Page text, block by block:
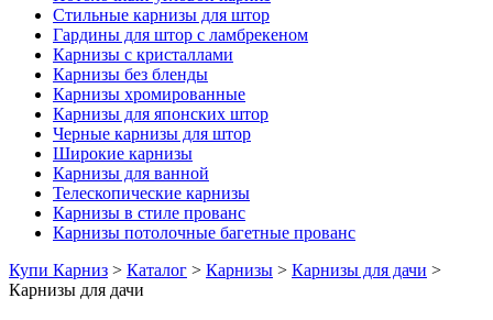
Стильные карнизы для штор
Гардины для штор с ламбрекеном
Карнизы с кристаллами
Карнизы без бленды
Карнизы хромированные
Карнизы для японских штор
Черные карнизы для штор
Широкие карнизы
Карнизы для ванной
Телескопические карнизы
Карнизы в стиле прованс
Карнизы потолочные багетные прованс
Купи Карниз > Каталог > Карнизы > Карнизы для дачи >
Карнизы для дачи